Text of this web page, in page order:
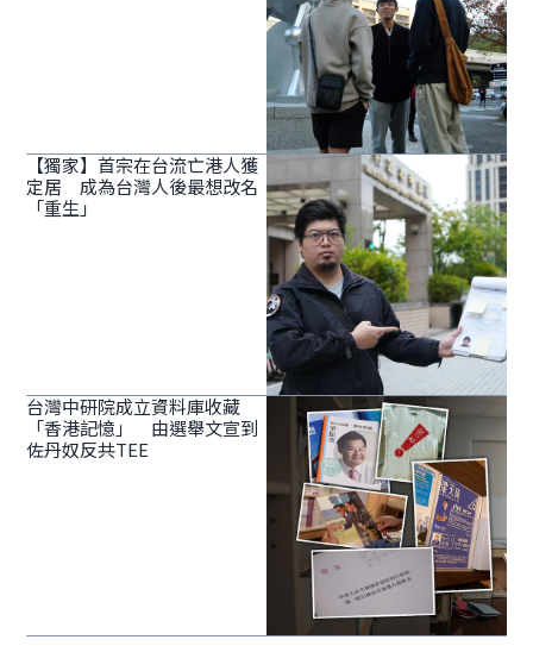
【獨家】首宗在台流亡港人獲
定居 成為台灣人後最想改名
「重生」
台灣中研院成立資料庫收藏
「香港記憶」 由選舉文宣到
佐丹奴反共TEE